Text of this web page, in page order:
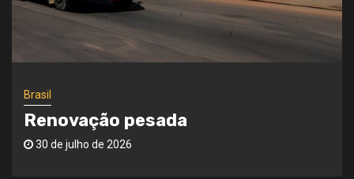
Destaque
2
Quem paga pelo frete grátis?
Brasil
Renovação pesada
30 de julho de 2026